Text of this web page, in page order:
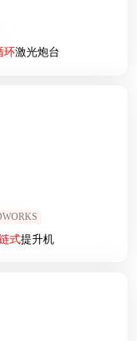
环激光炮台
式提升机